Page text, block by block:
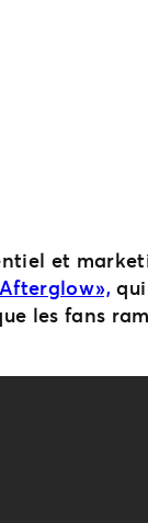
et
»,
les fans